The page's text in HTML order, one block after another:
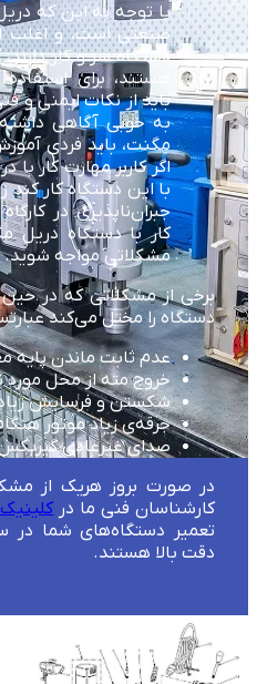
با توجه به این که
صنعتی است، و اغلب
دستگاه سر و کار دارند،
هستند، برای
باید از نکات ایمنی
به خوبی آگاهی داشته
مگنت، باید فردی
اگر کاربر مهارت کار با
با این دستگاه کار کند
جبران‌ناپذیری در
کار با دستگاه
مشکلاتی مواجه شوید.
برخی از مشکلاتی که در حین
دستگاه را مختل می‌کند
عدم ثابت ماندن پایه
خروج مته از محل مورد
شکستن و فرسایش زیاد
جرقه‌ی زیاد موتور
صدای غیرعادی
در صورت بروز هریک از
کارشناسان فنی ما درکلینیک
تعمیر دستگاه‌های شما در
دقت بالا هستند.